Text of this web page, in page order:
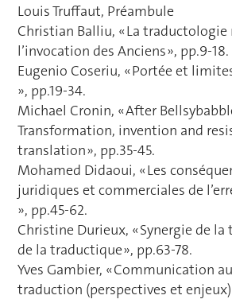
Louis Truffaut, Préambule
Christian Balliu, « La traductologie
l’invocation des Anciens », pp.9-18.
Eugenio Coseriu, « Portée et
», pp.19-34.
Michael Cronin, « After
Transformation, invention and
translation », pp.35-45.
Mohamed Didaoui, « Les
juridiques et commerciales de
», pp.45-62.
Christine Durieux, « Synergie de
de la traductique », pp.63-78.
Yves Gambier, « Communication
traduction (perspectives et enjeux)